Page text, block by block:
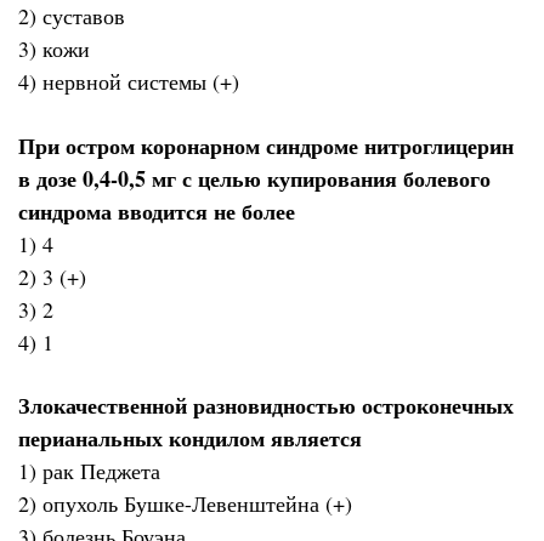
2) суставов
3) кожи
4) нервной системы (+)
При остром коронарном синдроме нитроглицерин
в дозе 0,4-0,5 мг с целью купирования болевого
синдрома вводится не более
1) 4
2) 3 (+)
3) 2
4) 1
Злокачественной разновидностью остроконечных
перианальных кондилом является
1) рак Педжета
2) опухоль Бушке-Левенштейна (+)